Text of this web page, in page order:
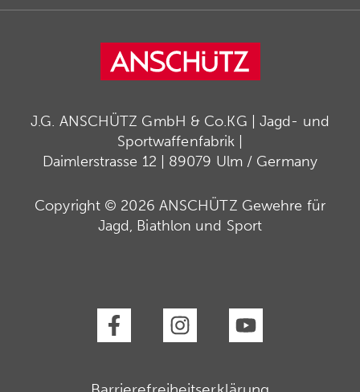
J.G. ANSCHÜTZ GmbH & Co.KG | Jagd- und
Sportwaffenfabrik |
Daimlerstrasse 12 | 89079 Ulm / Germany
Copyright © 2026 ANSCHÜTZ Gewehre für
Jagd, Biathlon und Sport